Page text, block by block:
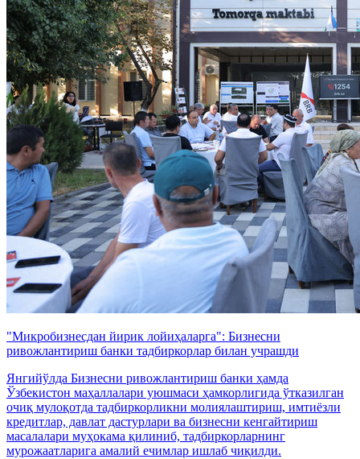
"Микробизнесдан йирик лойиҳаларга": Бизнесни
ривожлантириш банки тадбиркорлар билан учрашди
Янгийўлда Бизнесни ривожлантириш банки ҳамда
Ўзбекистон маҳаллалари уюшмаси ҳамкорлигида ўтказилган
очиқ мулоқотда тадбиркорликни молиялаштириш, имтиёзли
кредитлар, давлат дастурлари ва бизнесни кенгайтириш
масалалари муҳокама қилиниб, тадбиркорларнинг
мурожаатларига амалий ечимлар ишлаб чиқилди.